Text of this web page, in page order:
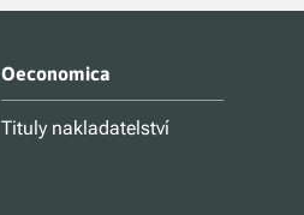
Oeconomica
Tituly nakladatelství